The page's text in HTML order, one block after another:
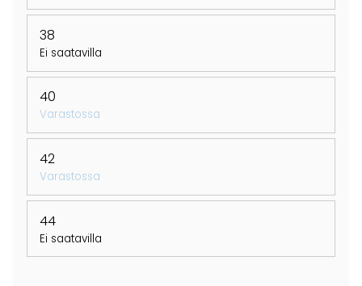
38
Ei saatavilla
40
Varastossa
42
Varastossa
44
Ei saatavilla